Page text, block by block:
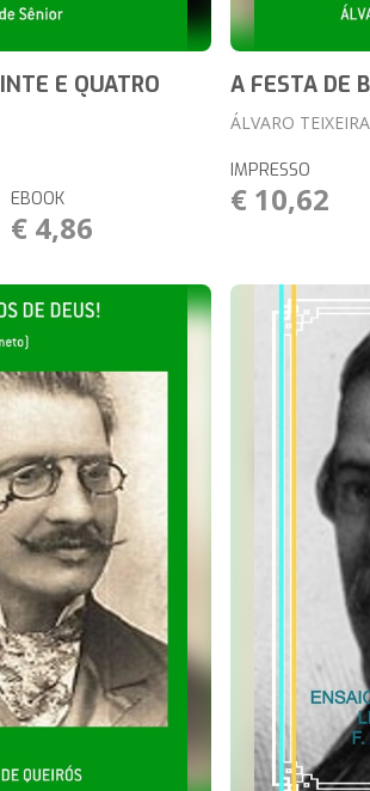
E QUATRO
EBOOK
€ 4,86
A FESTA DE
ÁLVARO
IMPRESSO
€ 10,62